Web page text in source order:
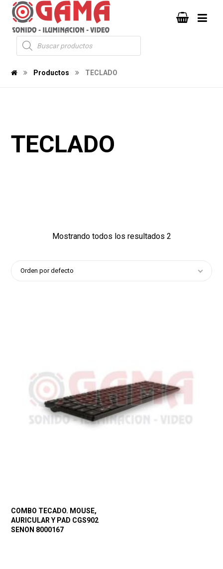
Productos TECLADO
TECLADO
Mostrando todos los resultados 2
Orden por defecto
COMBO TECADO. MOUSE,
AURICULAR Y PAD CGS902
SENON 8000167